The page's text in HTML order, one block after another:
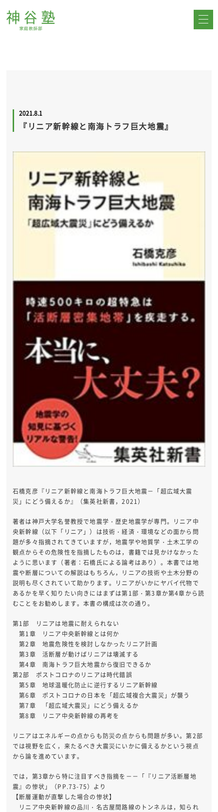
2021.8.1
『リニア新幹線と南海トラフ巨大地震』
石橋克彦『リニア新幹線と南海トラフ巨大地震－「超広域大震
災」にどう備えるか』（集英社新書，2021）
著者は神戸大学名誉教授で地震学・歴史地震学が専門。リニア中
央新幹線（以下「リニア」）は技術・経済・環境などの面から問
題が多々指摘されてきていますが，地震学や地質学・土木工学の
観点からその危険性を指摘したものは，書籍では見かけなかった
ように思います（著者：石橋氏による論考はあり）。本書では地
震や断層についての解説はもちろん，リニアの技術や土木分野の
説明も尽くされていて助かります。リニアがいかにヤバイ代物で
あるかを早く知りたい向きにはまずは第1部・第3章か第4章から読
むことをお勧めします。本書の構成は次の通り。
第1部 リニアは地震に耐えられない
第1章 リニア中央新幹線とは何か
第2章 地震危険性を検討しなかったリニア計画
第3章 活断層が動けばリニアは壊滅する
第4章 南海トラフ巨大地震から復旧できるか
第2部 ポストコロナのリニアは時代錯誤
第5章 地球温暖化防止に逆行するリニア新幹線
第6章 ポストコロナの日本を「超広域複合大震災」が襲う
第7章 「超広域大震災」にどう備えるか
第8章 リニア中央新幹線の再考を
リニアはエネルギーの点からも防災の点からも問題が多い。第2部
では視野を広く，来たるべき大震災にいかに備えるかという視点
から論を進めています。
では，第3章から特に注目すべき指摘を－－「『リニア活断層地
震』の惨状」（PP.73-75）より
【断層運動が直撃した場合の惨状】
リニア中央新幹線の品川・名古屋間路線のトンネルは，知られ